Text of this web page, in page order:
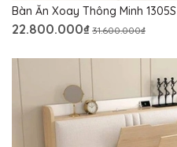
Bàn Ăn Xoay Thông Minh 1305S
22.800.000₫ 31.600.000₫